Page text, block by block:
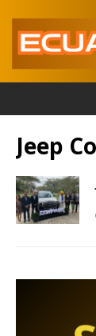
Jeep